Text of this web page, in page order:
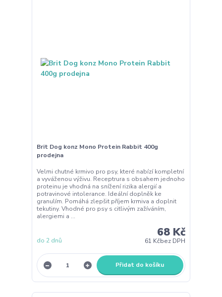
Brit Dog konz Mono Protein Rabbit 400g
prodejna
Velmi chutné krmivo pro psy, které nabízí kompletní
a vyváženou výživu. Receptrura s obsahem jednoho
proteinu je vhodná na snížení rizika alergií a
potravinové intolerance. Ideální doplněk ke
granulím. Pomáhá zlepšit příjem krmiva a doplnit
tekutiny. Vhodné pro psy s citlivým zažíváním,
alergiemi a ...
68 Kč
61 Kčbez DPH
do 2 dnů
Přidat do košíku